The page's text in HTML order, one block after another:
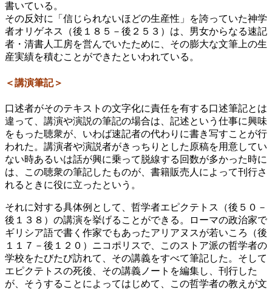
書いている。
その反対に「信じられないほどの生産性」を誇っていた神学
者オリゲネス（後１８５－後２５３）は、男女からなる速記
者・清書人工房を営んでいたために、その膨大な文筆上の生
産実績を積むことができたといわれている。
＜講演筆記＞
口述者がそのテキストの文字化に責任を有する口述筆記とは
違って、講演や演説の筆記の場合は、記述という仕事に興味
をもった聴衆が、いわば速記者の代わりに書き写すことが行
われた。講演者や演説者がきっちりとした原稿を用意してい
ない時あるいは話が興に乗って脱線する回数が多かった時に
は、この聴衆の筆記したものが、書籍販売人によって刊行さ
れるときに役に立ったという。
それに対する具体例として、哲学者エピクテトス（後５０－
後１３８）の講演を挙げることができる。ローマの政治家で
ギリシア語で書く作家でもあったアリアヌスが若いころ（後
１１７－後１２０）ニコポリスで、このストア派の哲学者の
学校をたびたび訪れて、その講義をすべて筆記した。そして
エピクテトスの死後、その講義ノートを編集し、刊行した
が、そうすることによってはじめて、この哲学者の教えが文